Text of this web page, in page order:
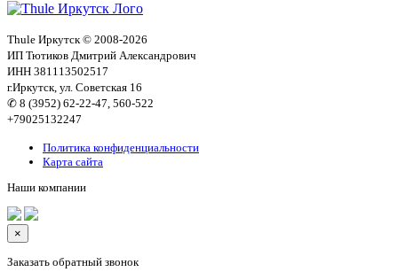
Thule Иркутск © 2008-2026
ИП Тютиков Дмитрий Александрович
ИНН 381113502517
г.Иркутск, ул. Советская 16
✆ 8 (3952) 62-22-47, 560-522
+79025132247
Политика конфиденциальности
Карта сайта
Наши компании
×
Заказать обратный звонок